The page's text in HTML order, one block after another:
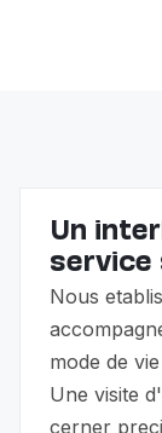
Un
service
Nous
mode de
Une visite
cerner